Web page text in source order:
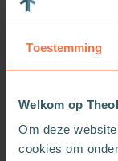
Toestemming
Welkom op
Om deze
cookies om
toegang tot
preekschetsen,
De 1e